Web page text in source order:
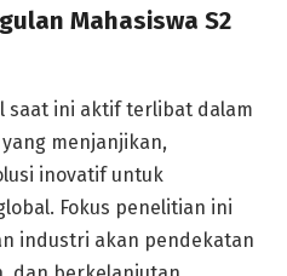
Mahasiswa S2
saat ini aktif terlibat dalam
menjanjikan,
inovatif untuk
Fokus penelitian ini
industri akan pendekatan